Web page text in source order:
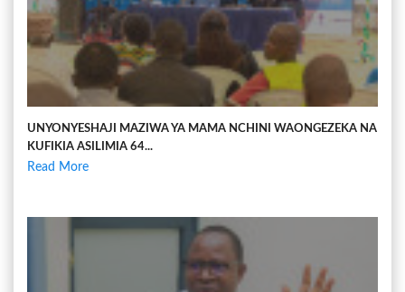
UNYONYESHAJI MAZIWA YA MAMA NCHINI WAONGEZEKA NA
KUFIKIA ASILIMIA 64...
Read More